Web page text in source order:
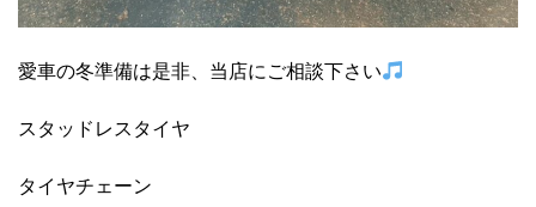
愛車の冬準備は是非、当店にご相談下さい
スタッドレスタイヤ
タイヤチェーン